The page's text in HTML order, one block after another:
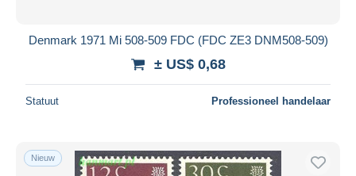
Denmark 1971 Mi 508-509 FDC (FDC ZE3 DNM508-509)
± US$ 0,68
Statuut Professioneel handelaar
Nieuw